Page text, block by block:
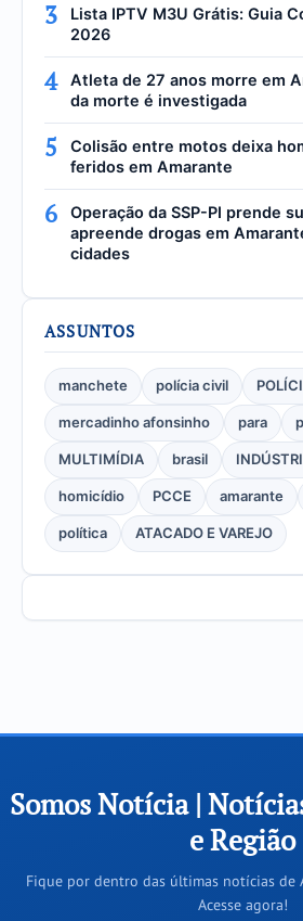
3
Lista IPTV M3U Grátis: Guia
2026
4
Atleta de 27 anos morre em
da morte é investigada
5
Colisão entre motos deixa
feridos em Amarante
6
Operação da SSP-PI prende
apreende drogas em
cidades
ASSUNTOS
manchete polícia civil
mercadinho afonsinho
para
MULTIMÍDIA
brasil
homicídio
PCCE amarante
política
ATACADO E VAREJO
Somos Notícia |
e Região
Fique por dentro das últimas notícias de
Acesse agora!